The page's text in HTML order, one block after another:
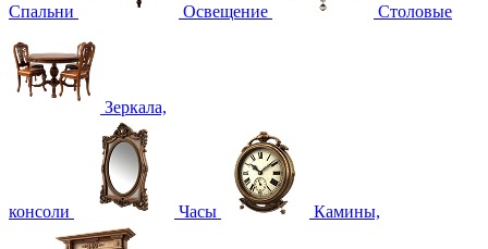
Спальни Освещение Столовые
Зеркала,
консоли Часы Камины,